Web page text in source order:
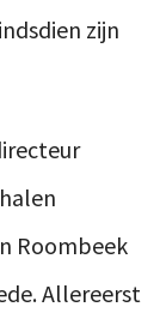
zijn
Roombeek
Allereerst